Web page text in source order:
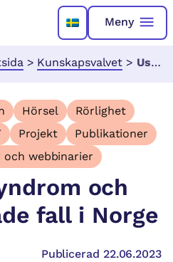
Meny
> Kunskapsvalvet > Ushers syndrom och orapporterade fall i Norge
Hörsel
Rörlighet
Projekt
Publikationer
och webbinarier
och
fall i Norge
Publicerad 22.06.2023